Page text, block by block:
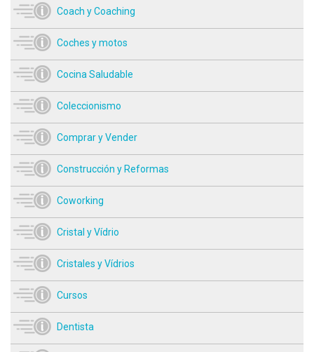
Coach y Coaching
Coches y motos
Cocina Saludable
Coleccionismo
Comprar y Vender
Construcción y Reformas
Coworking
Cristal y Vídrio
Cristales y Vídrios
Cursos
Dentista